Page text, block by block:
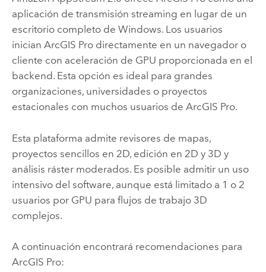
aplicación de transmisión streaming en lugar de un
escritorio completo de Windows. Los usuarios
inician ArcGIS Prodirectamente en un navegador o
cliente con aceleración de GPU proporcionada en el
backend. Esta opción es ideal para grandes
organizaciones, universidades o proyectos
estacionales con muchos usuarios de ArcGIS Pro.
Esta plataforma admite revisores de mapas,
proyectos sencillos en 2D, edición en 2D y 3D y
análisis ráster moderados. Es posible admitir un uso
intensivo del software, aunque está limitado a 1 o 2
usuarios por GPU para flujos de trabajo 3D
complejos.
A continuación encontrará recomendaciones para
ArcGIS Pro: